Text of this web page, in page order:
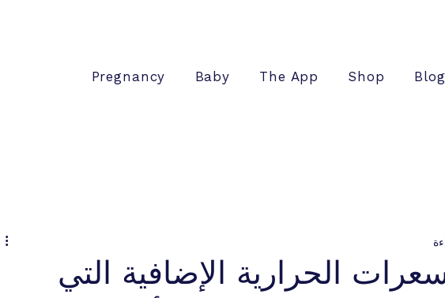
Pregnancy Baby The App Shop Blog
الحرارية الإضافية التي